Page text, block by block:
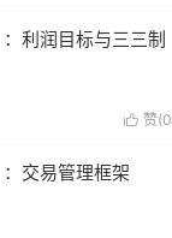
利润目标与三三制
 赞(0
交易管理框架